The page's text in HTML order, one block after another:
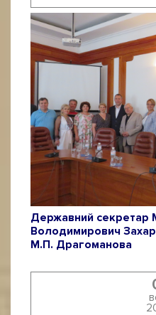
Державний секретар
Володимирович
М.П. Драгоманова